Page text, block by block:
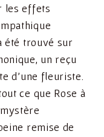
les effets
été trouvé sur
un reçu
d’une fleuriste.
ce que Rose à
remise de